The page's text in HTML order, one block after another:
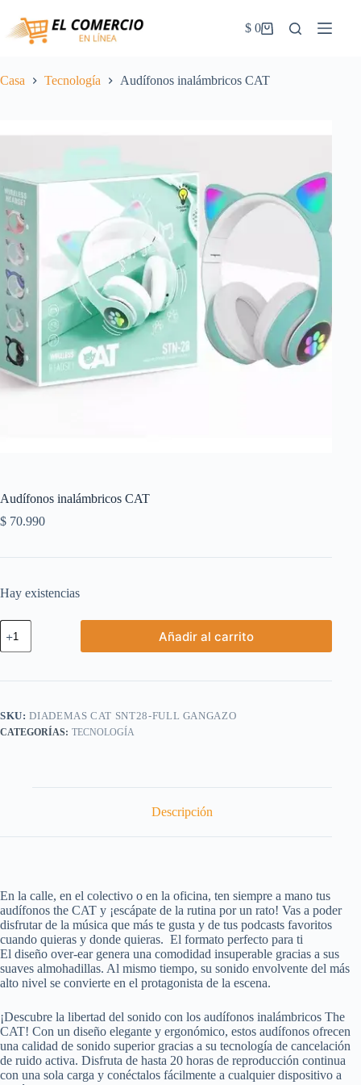
contenido
Carrito
compra
$ 0
Casa Tecnología Audífonos inalámbricos CAT
Audífonos inalámbricos CAT
$ 70.990
Hay existencias
Audífonos
inalámbricos
CAT
Añadir al carrito
SKU:DIADEMAS CAT SNT28-FULL GANGAZO
TECNOLOGÍA
Descripción
En la calle, en el colectivo o en la oficina, ten siempre a mano tus
audífonos the CAT y ¡escápate de la rutina por un rato! Vas a poder
disfrutar de la música que más te gusta y de tus podcasts favoritos
cuando quieras y donde quieras. El formato perfecto para ti
El diseño over-ear genera una comodidad insuperable gracias a sus
suaves almohadillas. Al mismo tiempo, su sonido envolvente del más
alto nivel se convierte en el protagonista de la escena.
¡Descubre la libertad del sonido con los audífonos inalámbricos The
CAT! Con un diseño elegante y ergonómico, estos audífonos ofrecen
una calidad de sonido superior gracias a su tecnología de cancelación
de ruido activa. Disfruta de hasta 20 horas de reproducción continua
con una sola carga y conéctalos fácilmente a cualquier dispositivo a